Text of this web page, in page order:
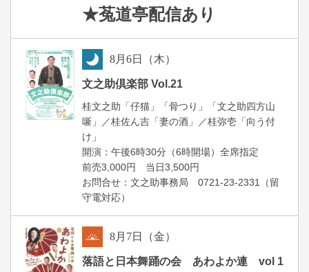
★菟道亭配信あり
8月6日（木）
文之助倶楽部 Vol.21
桂文之助「仔猫」「骨つり」「文之助四方山
噺」／桂佐ん吉「妻の酒」／桂弥壱「向う付
け」
開演：午後6時30分（6時開場）全席指定
前売3,000円 当日3,500円
お問合せ：文之助事務局 0721-23-2331（留
守電対応）
8月 7日（金）
落語と日本舞踊の会 あわよか連 vol 1